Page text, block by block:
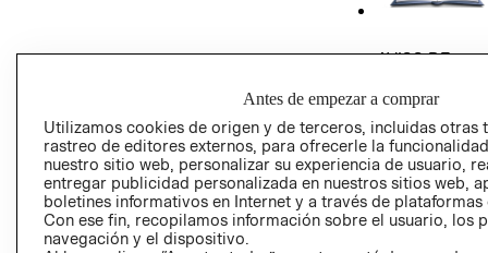
AVISO DE
GIFT CARD
AVISO DE
Antes de empezar a comprar
Utilizamos cookies de origen y de terceros, incluidas otras
rastreo de editores externos, para ofrecerle la
nuestro sitio web, personalizar su experiencia de usuario,
entregar publicidad personalizada en nuestros sitios web,
boletines informativos en Internet y a través de plataformas
Con ese fin, recopilamos información sobre el usuario, los
navegación y el dispositivo.